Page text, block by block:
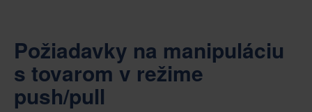
Požiadavky na manipuláciu
s tovarom v režime
push/pull